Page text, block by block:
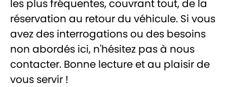
les plus fréquentes, couvrant tout, de la
réservation au retour du véhicule. Si vous
avez des interrogations ou des besoins
non abordés ici, n'hésitez pas à nous
contacter. Bonne lecture et au plaisir de
vous servir !